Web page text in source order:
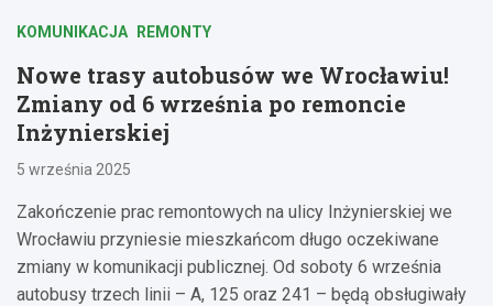
KOMUNIKACJA REMONTY
Nowe trasy autobusów we Wrocławiu!
Zmiany od 6 września po remoncie
Inżynierskiej
5 września 2025
Zakończenie prac remontowych na ulicy Inżynierskiej we
Wrocławiu przyniesie mieszkańcom długo oczekiwane
zmiany w komunikacji publicznej. Od soboty 6 września
autobusy trzech linii – A, 125 oraz 241 – będą obsługiwały